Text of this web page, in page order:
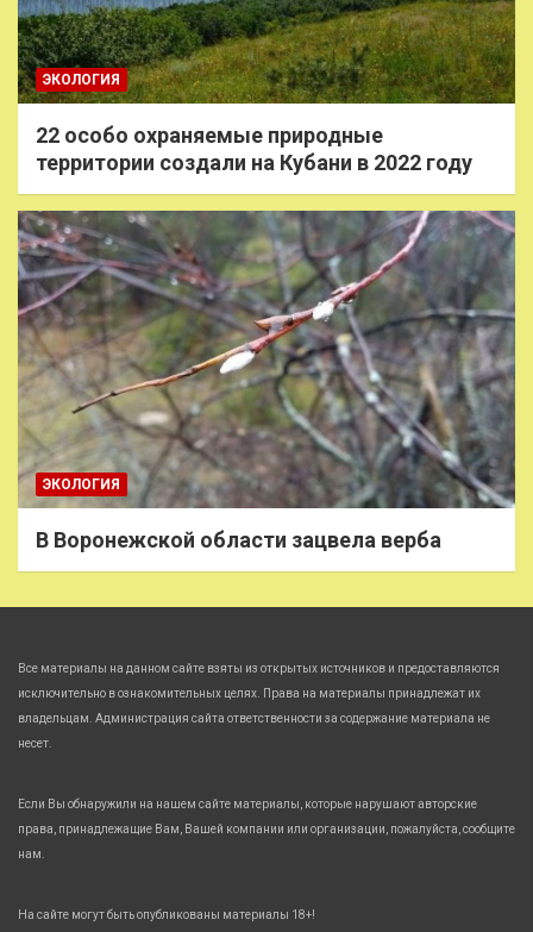
ЭКОЛОГИЯ
22 особо охраняемые природные
территории создали на Кубани в 2022 году
ЭКОЛОГИЯ
В Воронежской области зацвела верба
Все материалы на данном сайте взяты из открытых источников и предоставляются
исключительно в ознакомительных целях. Права на материалы принадлежат их
владельцам. Администрация сайта ответственности за содержание материала не
несет.
Если Вы обнаружили на нашем сайте материалы, которые нарушают авторские
права, принадлежащие Вам, Вашей компании или организации, пожалуйста, сообщите
нам.
На сайте могут быть опубликованы материалы 18+!